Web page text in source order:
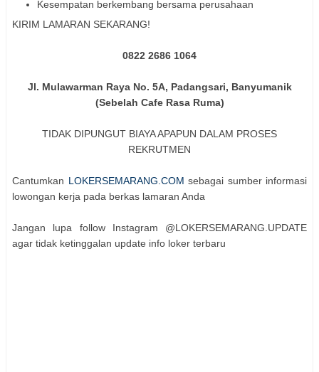
Kesempatan berkembang bersama perusahaan
KIRIM LAMARAN SEKARANG!
0822 2686 1064
Jl. Mulawarman Raya No. 5A, Padangsari, Banyumanik
(Sebelah Cafe Rasa Ruma)
TIDAK DIPUNGUT BIAYA APAPUN DALAM PROSES
REKRUTMEN
Cantumkan LOKERSEMARANG.COM sebagai sumber informasi
lowongan kerja pada berkas lamaran Anda
Jangan lupa follow Instagram @LOKERSEMARANG.UPDATE
agar tidak ketinggalan update info loker terbaru